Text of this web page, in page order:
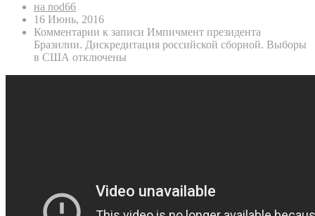
на nod66
16 Июнь, 2016
Комментарии к записи Импичмент президента
Бразилии. Дискредитация российской сборной. Выборы
в США отключены